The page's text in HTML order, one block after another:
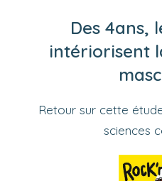
Des 4ans,
intériorisent
Retour sur cette
sciences